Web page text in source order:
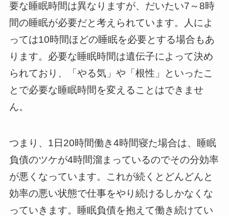
要な睡眠時間は異なりますが、だいたい7～8時
間の睡眠が必要だと考えられています。人によ
っては10時間ほどの睡眠を必要とする場合もあ
ります。必要な睡眠時間は遺伝子によって決め
られており、「やる気」や「根性」といったこ
とで必要な睡眠時間を変えることはできませ
ん。
つまり、1日20時間働き4時間寝た場合は、睡眠
負債のツケが4時間溜まっているのでその分効率
が悪くなっています。これが続くとどんどんと
効率の悪い状態で仕事をやり続けるしかなくな
っていきます。睡眠負債を抱えて働き続けてい